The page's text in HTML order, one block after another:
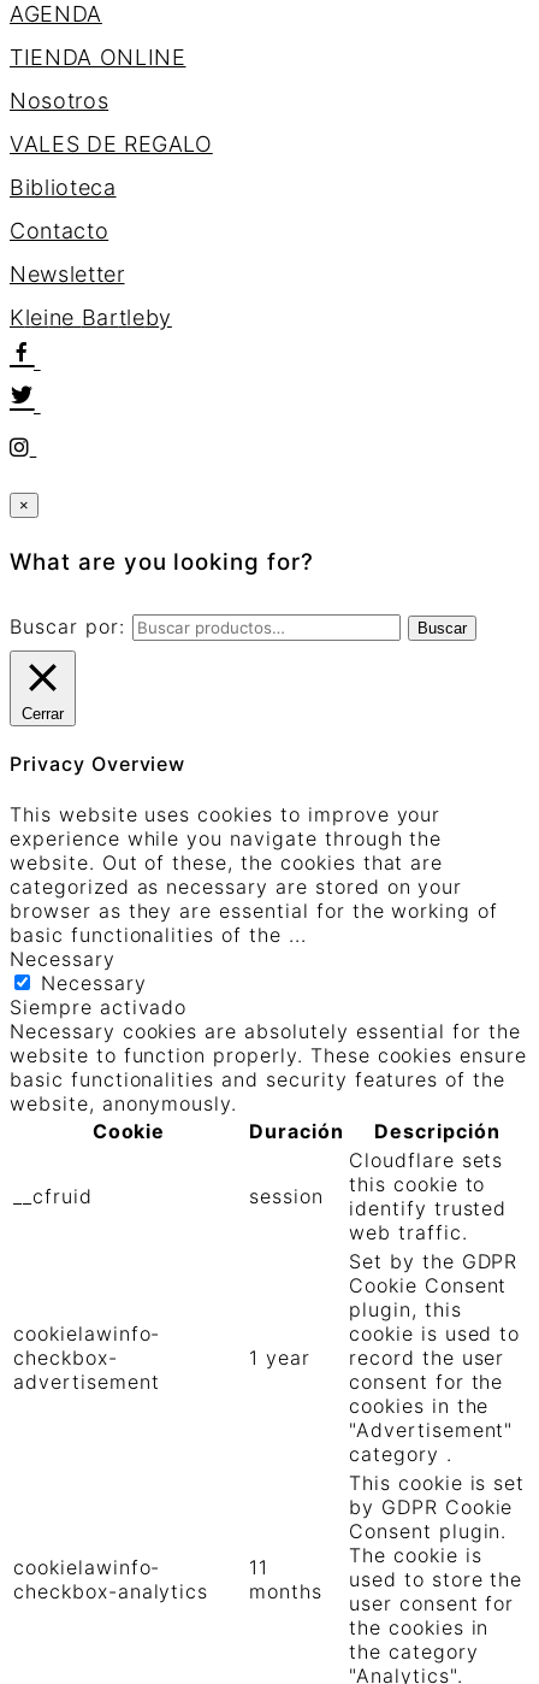
AGENDA
TIENDA ONLINE
Nosotros
VALES DE REGALO
Biblioteca
Contacto
Newsletter
Kleine Bartleby
×
What are you looking for?
Buscar por: Buscar
Cerrar
Privacy Overview
This website uses cookies to improve your
experience while you navigate through the
website. Out of these, the cookies that are
categorized as necessary are stored on your
browser as they are essential for the working of
basic functionalities of the ...
Necessary
Necessary
Siempre activado
Necessary cookies are absolutely essential for the
website to function properly. These cookies ensure
basic functionalities and security features of the
website, anonymously.
Cookie
Duración Descripción
__cfruid session
Cloudflare sets
this cookie to
identify trusted
web traffic.
cookielawinfo-
checkbox-
advertisement
1 year
Set by the GDPR
Cookie Consent
plugin, this
cookie is used to
record the user
consent for the
cookies in the
"Advertisement"
category .
cookielawinfo-
checkbox-analytics
11
months
This cookie is set
by GDPR Cookie
Consent plugin.
The cookie is
used to store the
user consent for
the cookies in
the category
"Analytics".